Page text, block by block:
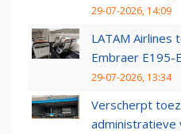
29-07-2026, 14:09
LATAM Airlines
Embraer E195-
29-07-2026, 13:34
Verscherpt
administratieve